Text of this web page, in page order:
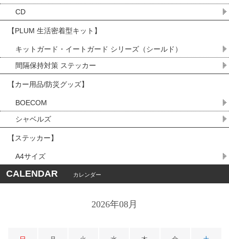
CD
【PLUM 生活密着型キット】
キットガード・イートガード シリーズ（シールド）
間隔保持対策 ステッカー
【カー用品/防災グッズ】
BOECOM
シャベルズ
【ステッカー】
A4サイズ
CALENDAR カレンダー
2026年08月